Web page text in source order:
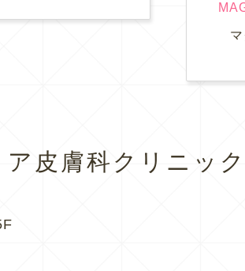
皮膚科クリニック